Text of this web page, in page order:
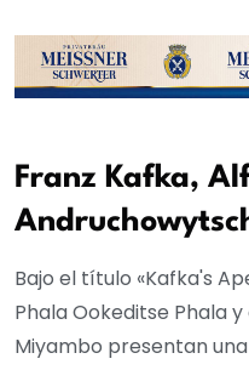
Franz Kafka,
Bajo el título «Kafka's
Phala Ookeditse Phala
Miyambo presentan